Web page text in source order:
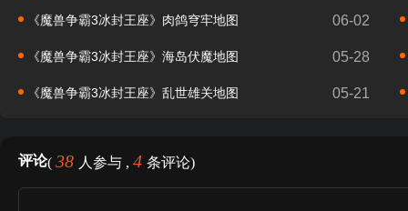
《魔兽争霸3冰封王座》肉鸽穹牢地图 06-02
《魔兽争霸3冰封王座》海岛伏魔地图 05-28
《魔兽争霸3冰封王座》乱世雄关地图 05-21
评论( 38 人参与 , 4 条评论)